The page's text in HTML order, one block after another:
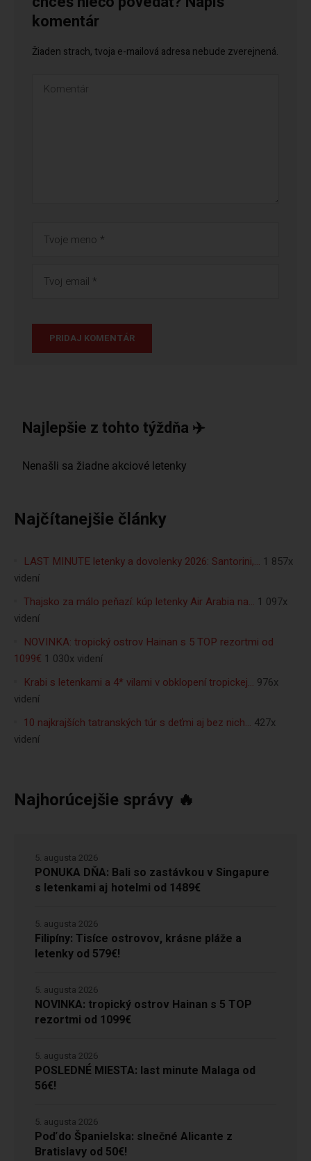
komentár
Žiaden strach, tvoja e-mailová adresa nebude zverejnená.
Najlepšie z tohto týždňa ✈️
Najčítanejšie články
LAST MINUTE letenky a dovolenky 2026: Santorini,… 1 857x
videní
Thajsko za málo peňazí: kúp letenky Air Arabia na… 1 097x
videní
NOVINKA: tropický ostrov Hainan s 5 TOP rezortmi od
1099€ 1 030x videní
Krabi s letenkami a 4* vilami v obklopení tropickej… 976x
videní
10 najkrajších tatranských túr s deťmi aj bez nich… 427x
videní
Najhorúcejšie správy 🔥
PONUKA DŇA: Bali so zastávkou v Singapure
s letenkami aj hotelmi od 1489€
5. augusta 2026
Filipíny: Tisíce ostrovov, krásne pláže a
letenky od 579€!
5. augusta 2026
NOVINKA: tropický ostrov Hainan s 5 TOP
rezortmi od 1099€
5. augusta 2026
POSLEDNÉ MIESTA: last minute Malaga od
56€!
5. augusta 2026
Poď do Španielska: slnečné Alicante z
Bratislavy od 50€!
5. augusta 2026